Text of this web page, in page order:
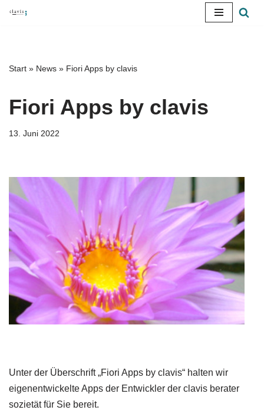
springen
Start » News » Fiori Apps by clavis
Fiori Apps by clavis
13. Juni 2022
Unter der Überschrift „Fiori Apps by clavis“ halten wir
eigenentwickelte Apps der Entwickler der clavis berater
sozietät für Sie bereit.